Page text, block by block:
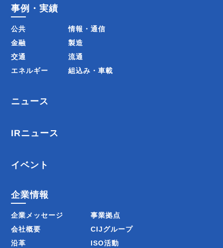
事例・実績
公共
金融
交通
エネルギー
情報・通信
製造
流通
組込み・車載
ニュース
IRニュース
イベント
企業情報
企業メッセージ
会社概要
沿革
事業拠点
CIJグループ
ISO活動